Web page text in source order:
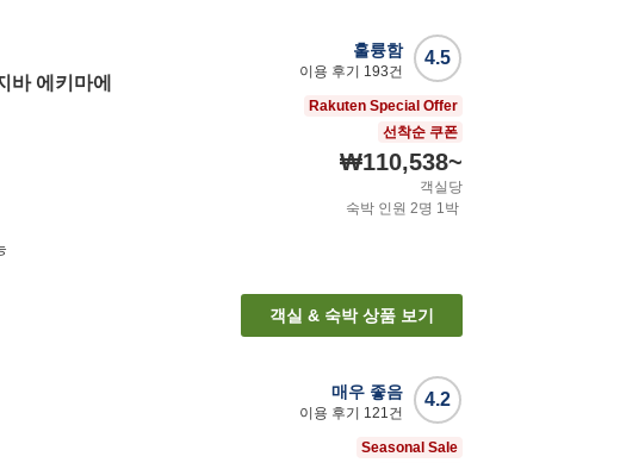
바 에키마에
4.5
훌륭함
이용 후기 193건
Rakuten Special Offer
선착순 쿠폰
₩110,538~
객실당
숙박 인원 2명 1박
객실 & 숙박 상품 보기
4.2
매우 좋음
이용 후기 121건
Seasonal Sale